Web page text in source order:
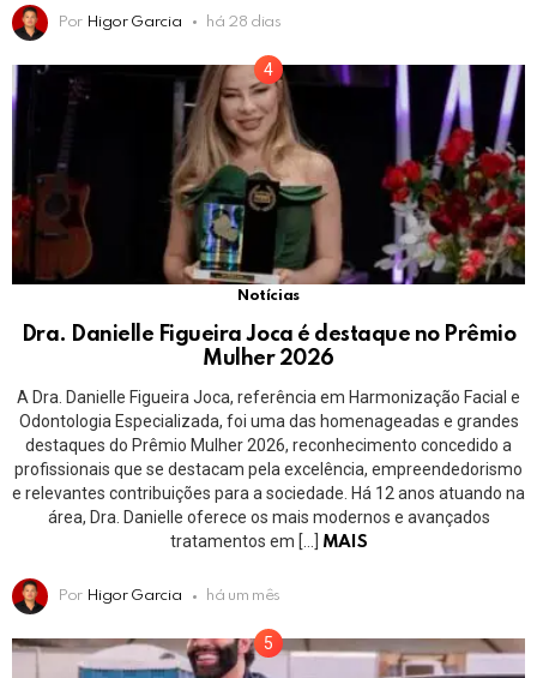
Por Higor Garcia há 28 dias
Notícias
Dra. Danielle Figueira Joca é destaque no Prêmio
Mulher 2026
A Dra. Danielle Figueira Joca, referência em Harmonização Facial e
Odontologia Especializada, foi uma das homenageadas e grandes
destaques do Prêmio Mulher 2026, reconhecimento concedido a
profissionais que se destacam pela excelência, empreendedorismo
e relevantes contribuições para a sociedade. Há 12 anos atuando na
área, Dra. Danielle oferece os mais modernos e avançados
tratamentos em […]
MAIS
Por Higor Garcia há um mês